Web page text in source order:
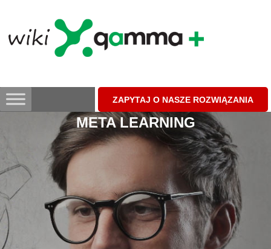
content
ZAPYTAJ O NASZE ROZWIĄZANIA
META LEARNING